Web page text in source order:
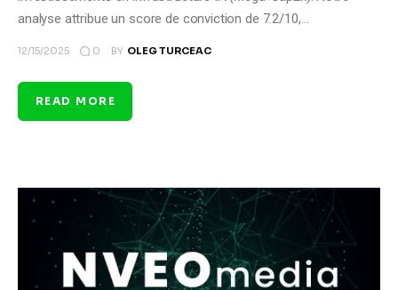
analyse attribue un score de conviction de 7.2/10,…
12/15/2025 0 BY OLEG TURCEAC
READ MORE